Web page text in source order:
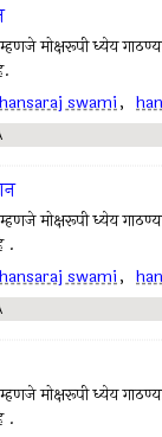
मोक्षरूपी ध्येय
hansaraj swami,
मोक्षरूपी ध्येय
.
hansaraj swami,
मोक्षरूपी ध्येय
.